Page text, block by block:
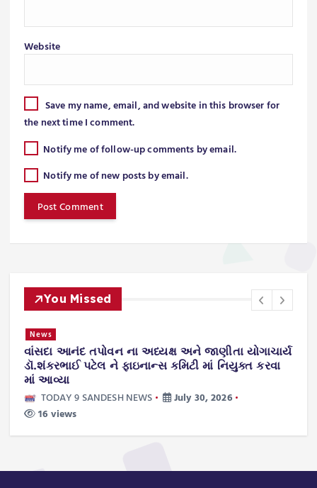
Website
Save my name, email, and website in this browser for
the next time I comment.
Notify me of follow-up comments by email.
Notify me of new posts by email.
You Missed
News
વાંસદા આનંદ તપોવન ના અધ્યક્ષ અને જાણીતા યોગાચાર્ય
ડૉ.શંકરભાઈ પટેલ ને ફાઇનાન્સ કમિટી માં નિયુક્ત કરવા
માં આવ્યા
TODAY 9 SANDESH NEWS
July 30, 2026
16 views